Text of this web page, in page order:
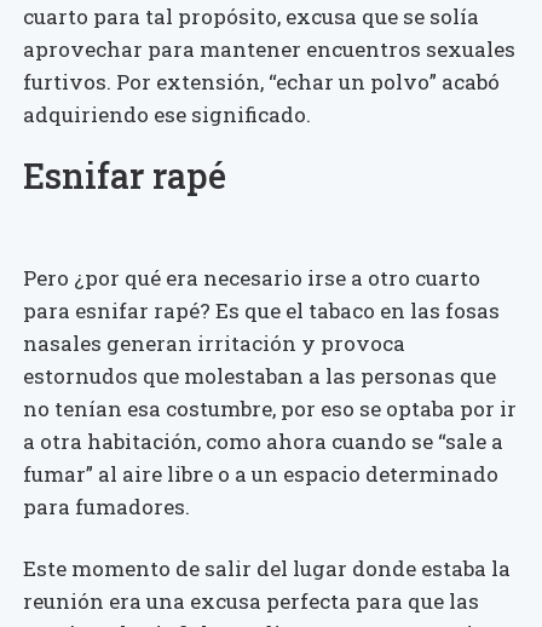
cuarto para tal propósito, excusa que se solía
aprovechar para mantener encuentros sexuales
furtivos. Por extensión, “echar un polvo” acabó
adquiriendo ese significado.
Esnifar rapé
Pero ¿por qué era necesario irse a otro cuarto
para esnifar rapé? Es que el tabaco en las fosas
nasales generan irritación y provoca
estornudos que molestaban a las personas que
no tenían esa costumbre, por eso se optaba por ir
a otra habitación, como ahora cuando se “sale a
fumar” al aire libre o a un espacio determinado
para fumadores.
Este momento de salir del lugar donde estaba la
reunión era una excusa perfecta para que las